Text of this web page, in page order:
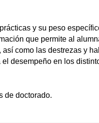
y su peso
que permite al
como las destrezas y
desempeño en los
de doctorado.